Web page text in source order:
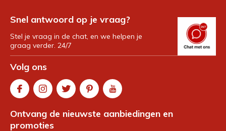
Snel antwoord op je vraag?
Stel je vraag in de chat, en we helpen je
graag verder. 24/7
Volg ons
Ontvang de nieuwste aanbiedingen en
promoties